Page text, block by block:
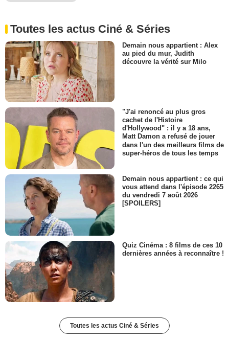
Toutes les actus Ciné & Séries
Demain nous appartient : Alex
au pied du mur, Judith
découvre la vérité sur Milo
"J'ai renoncé au plus gros
cachet de l'Histoire
d'Hollywood" : il y a 18 ans,
Matt Damon a refusé de jouer
dans l'un des meilleurs films de
super-héros de tous les temps
Demain nous appartient : ce qui
vous attend dans l'épisode 2265
du vendredi 7 août 2026
[SPOILERS]
Quiz Cinéma : 8 films de ces 10
dernières années à reconnaître !
Toutes les actus Ciné & Séries